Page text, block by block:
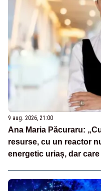
9 aug. 2026, 21:00
Ana Maria Păcuraru:
resurse, cu un reactor
energetic uriaș, dar